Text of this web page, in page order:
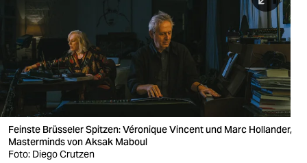
nord
wahrheit
verlag
verlag
veranstaltungen
shop
Feinste Brüsseler Spitzen: Véronique Vincent und Marc Hollander,
Masterminds von Aksak Maboul
Foto: Diego Crutzen